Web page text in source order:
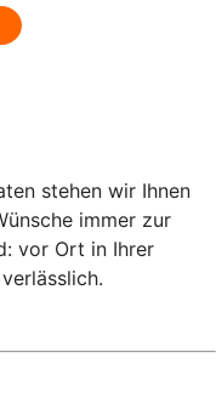
stehen wir Ihnen
immer zur
vor Ort in Ihrer